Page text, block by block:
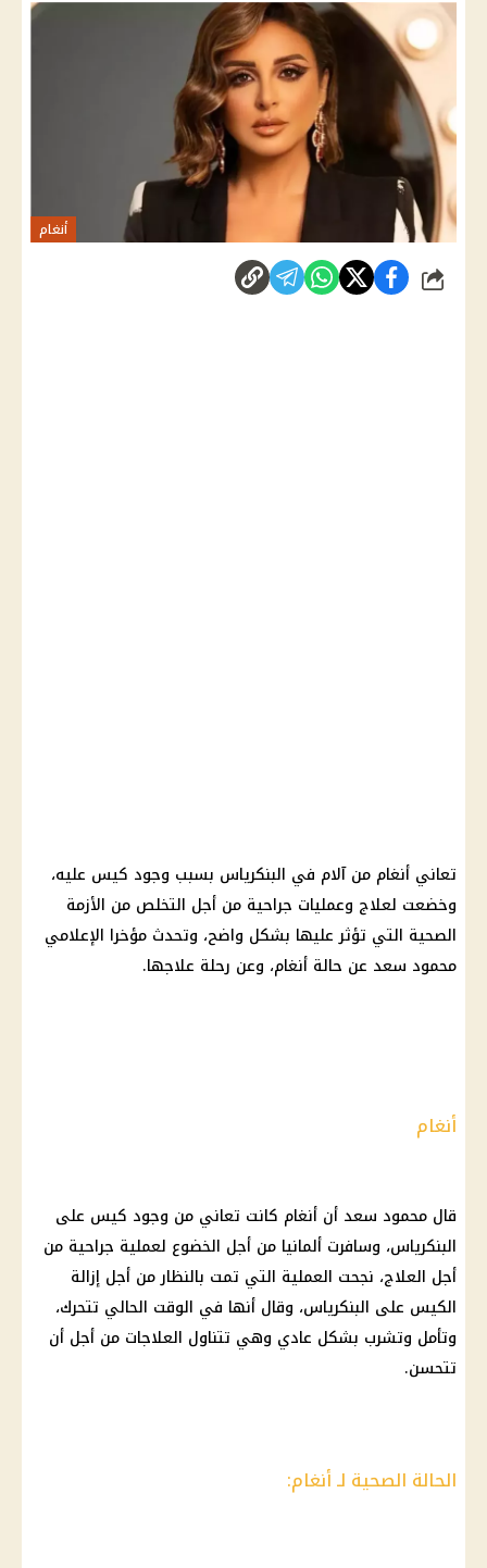
أنغام
شارك
تعاني أنغام من آلام في البنكرياس بسبب وجود كيس عليه،
وخضعت لعلاج وعمليات جراحية من أجل التخلص من الأزمة
الصحية التي تؤثر عليها بشكل واضح، وتحدث مؤخرا الإعلامي
محمود سعد عن حالة أنغام، وعن رحلة علاجها.
أنغام
قال محمود سعد أن أنغام كانت تعاني من وجود كيس على
البنكرياس، وسافرت ألمانيا من أجل الخضوع لعملية جراحية من
أجل العلاج، نجحت العملية التي تمت بالنظار من أجل إزالة
الكيس على البنكرياس، وقال أنها في الوقت الحالي تتحرك،
وتأمل وتشرب بشكل عادي وهي تتناول العلاجات من أجل أن
تتحسن.
الحالة الصحية لـ أنغام: